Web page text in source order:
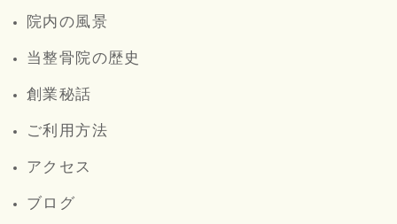
院内の風景
当整骨院の歴史
創業秘話
ご利用方法
アクセス
ブログ